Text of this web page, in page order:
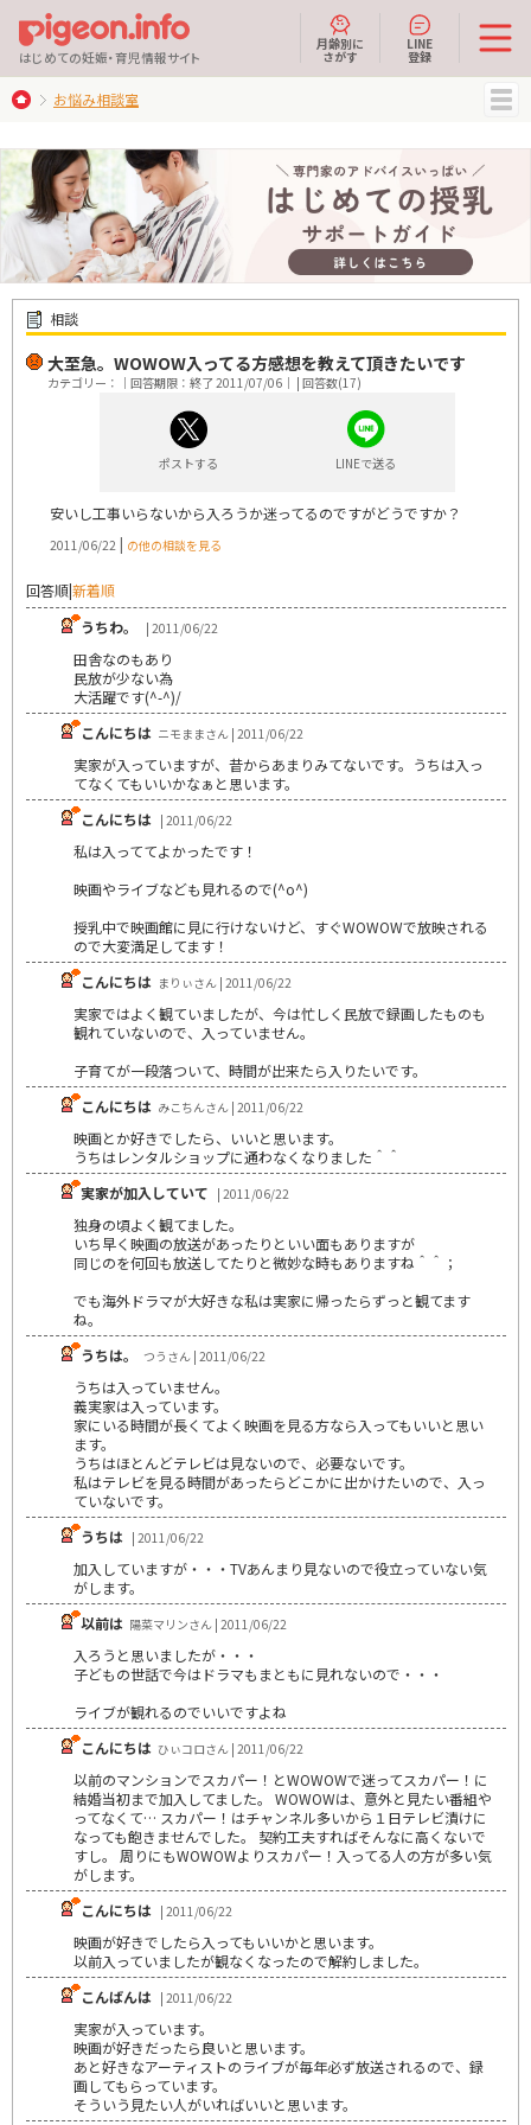
はじめての妊娠・育児情報サイト
月齢別に
さがす
LINE
登録
お悩み相談室
相談
大至急。WOWOW入ってる方感想を教えて頂きたいです
カテゴリー：｜回答期限：終了 2011/07/06｜ | 回答数(17)
ポストする LINEで送る
安いし工事いらないから入ろうか迷ってるのですがどうですか？
2011/06/22 | の他の相談を見る
回答順|新着順
うちわ。
| 2011/06/22
田舎なのもあり
民放が少ない為
大活躍です(^-^)/
こんにちは ニモままさん | 2011/06/22
実家が入っていますが、昔からあまりみてないです。うちは入っ
てなくてもいいかなぁと思います。
こんにちは | 2011/06/22
私は入っててよかったです！
映画やライブなども見れるので(^o^)
授乳中で映画館に見に行けないけど、すぐWOWOWで放映される
ので大変満足してます！
こんにちは まりぃさん | 2011/06/22
実家ではよく観ていましたが、今は忙しく民放で録画したものも
観れていないので、入っていません。
子育てが一段落ついて、時間が出来たら入りたいです。
こんにちは みこちんさん | 2011/06/22
映画とか好きでしたら、いいと思います。
うちはレンタルショップに通わなくなりました＾＾
実家が加入していて | 2011/06/22
独身の頃よく観てました。
いち早く映画の放送があったりといい面もありますが
同じのを何回も放送してたりと微妙な時もありますね＾＾；
でも海外ドラマが大好きな私は実家に帰ったらずっと観てます
ね。
うちは。
つうさん | 2011/06/22
うちは入っていません。
義実家は入っています。
家にいる時間が長くてよく映画を見る方なら入ってもいいと思い
ます。
うちはほとんどテレビは見ないので、必要ないです。
私はテレビを見る時間があったらどこかに出かけたいので、入っ
ていないです。
うちは | 2011/06/22
加入していますが・・・TVあんまり見ないので役立っていない気
がします。
以前は 陽菜マリンさん | 2011/06/22
入ろうと思いましたが・・・
子どもの世話で今はドラマもまともに見れないので・・・
ライブが観れるのでいいですよね
こんにちは ひぃコロさん | 2011/06/22
以前のマンションでスカパー！とWOWOWで迷ってスカパー！に
結婚当初まで加入してました。 WOWOWは、意外と見たい番組や
ってなくて… スカパー！はチャンネル多いから１日テレビ漬けに
なっても飽きませんでした。 契約工夫すればそんなに高くないで
すし。 周りにもWOWOWよりスカパー！入ってる人の方が多い気
がします。
こんにちは | 2011/06/22
映画が好きでしたら入ってもいいかと思います。
以前入っていましたが観なくなったので解約しました。
こんばんは | 2011/06/22
実家が入っています。
映画が好きだったら良いと思います。
あと好きなアーティストのライブが毎年必ず放送されるので、録
画してもらっています。
そういう見たい人がいればいいと思います。